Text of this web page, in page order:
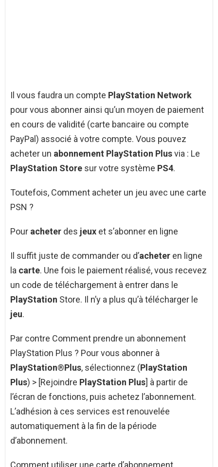
Il vous faudra un compte PlayStation Network
pour vous abonner ainsi qu’un moyen de paiement
en cours de validité (carte bancaire ou compte
PayPal) associé à votre compte. Vous pouvez
acheter un abonnement PlayStation Plusvia : Le
PlayStation Store sur votre système PS4.
Toutefois, Comment acheter un jeu avec une carte
PSN ?
Pour acheter des jeux et s’abonner en ligne
Il suffit juste de commander ou d’acheter en ligne
la carte. Une fois le paiement réalisé, vous recevez
un code de téléchargement à entrer dans le
PlayStation Store. Il n’y a plus qu’à télécharger le
jeu.
Par contre Comment prendre un abonnement
PlayStation Plus ? Pour vous abonner à
PlayStation®Plus, sélectionnez (PlayStation
Plus) > [Rejoindre PlayStation Plus] à partir de
l’écran de fonctions, puis achetez l’abonnement.
L’adhésion à ces services est renouvelée
automatiquement à la fin de la période
d’abonnement.
Comment utiliser une carte d’abonnement